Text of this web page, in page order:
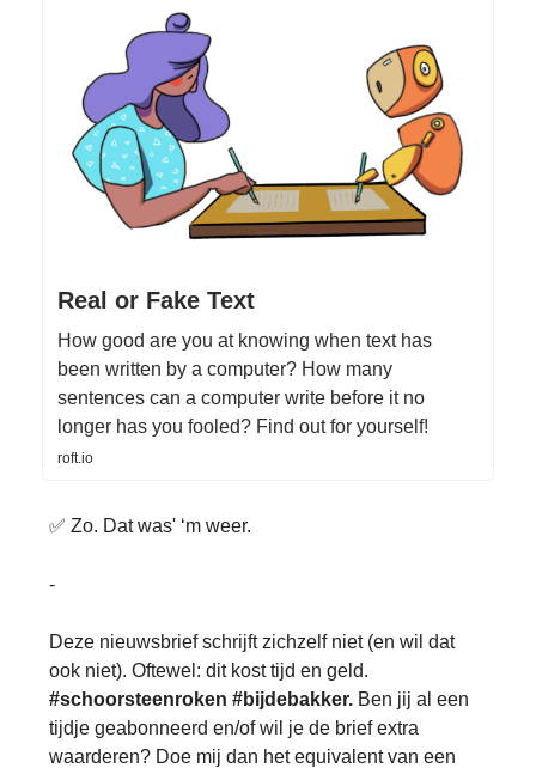
Real or Fake Text
How good are you at knowing when text has
been written by a computer? How many
sentences can a computer write before it no
longer has you fooled? Find out for yourself!
roft.io
✅ Zo. Dat was' ‘m weer.
-
Deze nieuwsbrief schrijft zichzelf niet (en wil dat
ook niet). Oftewel: dit kost tijd en geld.
#schoorsteenroken #bijdebakker. Ben jij al een
tijdje geabonneerd en/of wil je de brief extra
waarderen? Doe mij dan het equivalent van een